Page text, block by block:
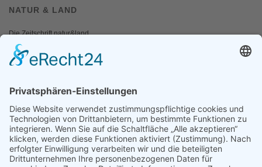
NATUR & LAND
Die Zeitschrift natur&land
Archiv
Mediadaten
Fotos und Logos
Presseaussendungen
Presse
Presseinformationen abonnieren